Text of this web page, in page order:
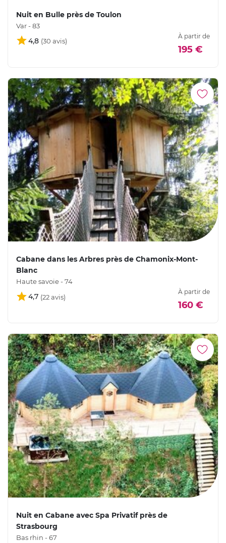
Nuit en Bulle près de Toulon
Var - 83
4,8
À partir de
195 €
Cabane dans les Arbres près de Chamonix-Mont-
Blanc
Haute savoie - 74
4,7
À partir de
160 €
Nuit en Cabane avec Spa Privatif près de
Strasbourg
Bas rhin - 67